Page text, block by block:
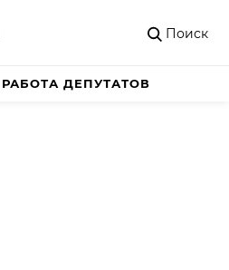
Поиск
РАБОТА ДЕПУТАТОВ